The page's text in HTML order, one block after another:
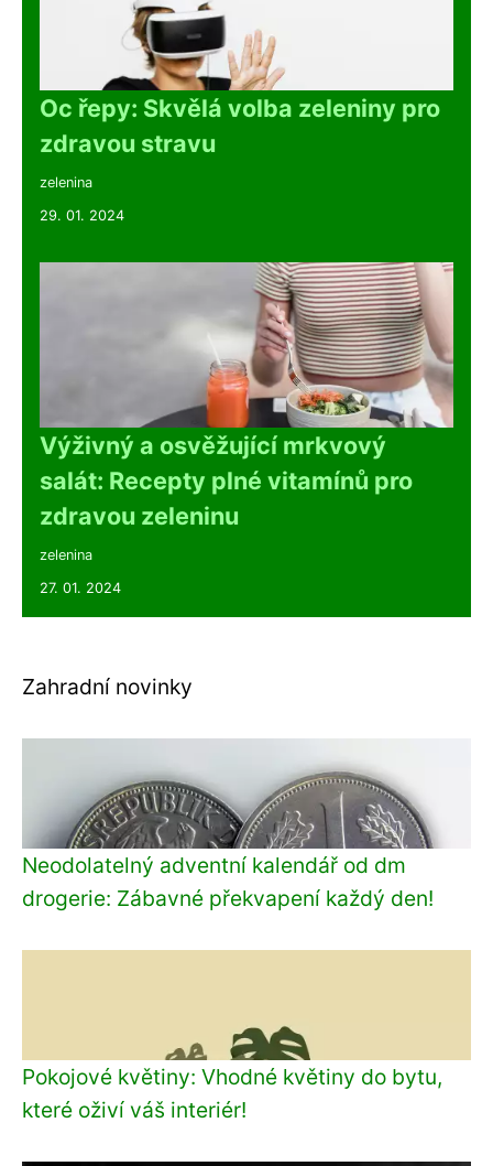
Oc řepy: Skvělá volba zeleniny pro
zdravou stravu
zelenina
29. 01. 2024
Výživný a osvěžující mrkvový
salát: Recepty plné vitamínů pro
zdravou zeleninu
zelenina
27. 01. 2024
Zahradní novinky
Neodolatelný adventní kalendář od dm
drogerie: Zábavné překvapení každý den!
Pokojové květiny: Vhodné květiny do bytu,
které oživí váš interiér!